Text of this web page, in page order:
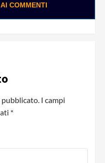
COMMENTI
pubblicato. I campi
*